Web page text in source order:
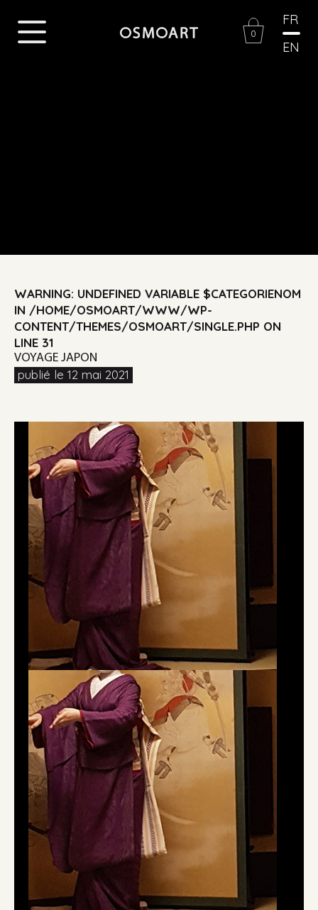
0
FR
EN
WARNING: UNDEFINED VARIABLE $CATEGORIENOM
IN /HOME/OSMOART/WWW/WP-
CONTENT/THEMES/OSMOART/SINGLE.PHP ON
LINE 31
VOYAGE JAPON
publié le 12 mai 2021